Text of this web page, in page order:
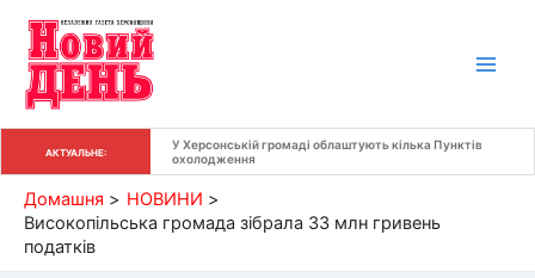
вмісту
АКТУАЛЬНЕ:
У Херсонській громаді облаштують кілька Пунктів
охолодження
Домашня
НОВИНИ
Високопільська громада зібрала 33 млн гривень
податків